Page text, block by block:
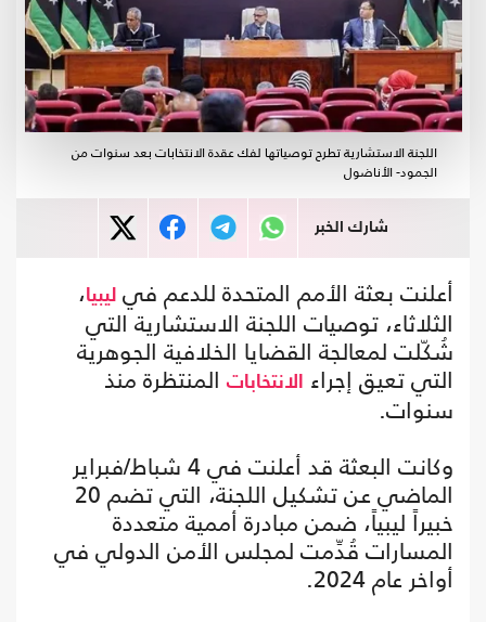
اللجنة الاستشارية تطرح توصياتها لفك عقدة الانتخابات بعد سنوات من
الجمود- الأناضول
شارك الخبر
أعلنت بعثة الأمم المتحدة للدعم في ليبيا،
الثلاثاء، توصيات اللجنة الاستشارية التي
شُكّلت لمعالجة القضايا الخلافية الجوهرية
التي تعيق إجراء الانتخابات المنتظرة منذ
سنوات.
وكانت البعثة قد أعلنت في 4 شباط/فبراير
الماضي عن تشكيل اللجنة، التي تضم 20
خبيراً ليبياً، ضمن مبادرة أممية متعددة
المسارات قُدِّمت لمجلس الأمن الدولي في
أواخر عام 2024.